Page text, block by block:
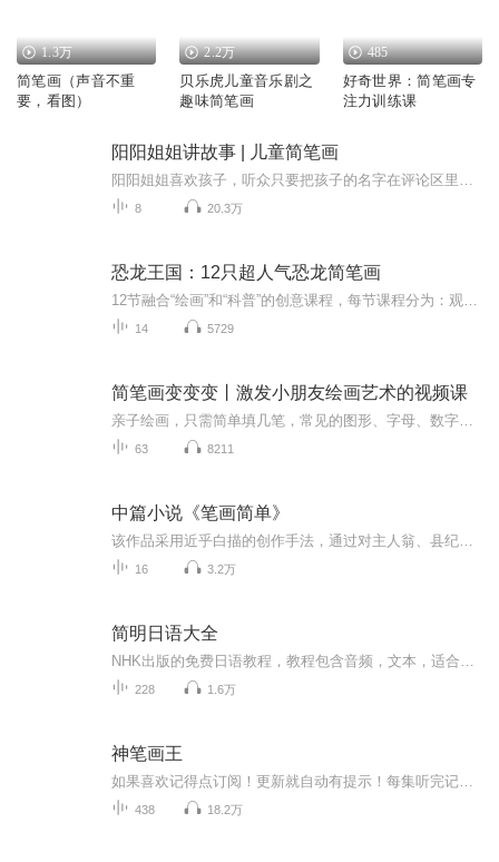
1.3万
简笔画（声音不重
要，看图）
2.2万
贝乐虎儿童音乐剧之
趣味简笔画
485
好奇世界：简笔画专
注力训练课
阳阳姐姐讲故事 | 儿童简笔画
8 20.3万
恐龙王国：12只超人气恐龙简笔画
14 5729
简笔画变变变丨激发小朋友绘画艺术的视频课
63 8211
中篇小说《笔画简单》
16 3.2万
简明日语大全
228 1.6万
神笔画王
438 18.2万